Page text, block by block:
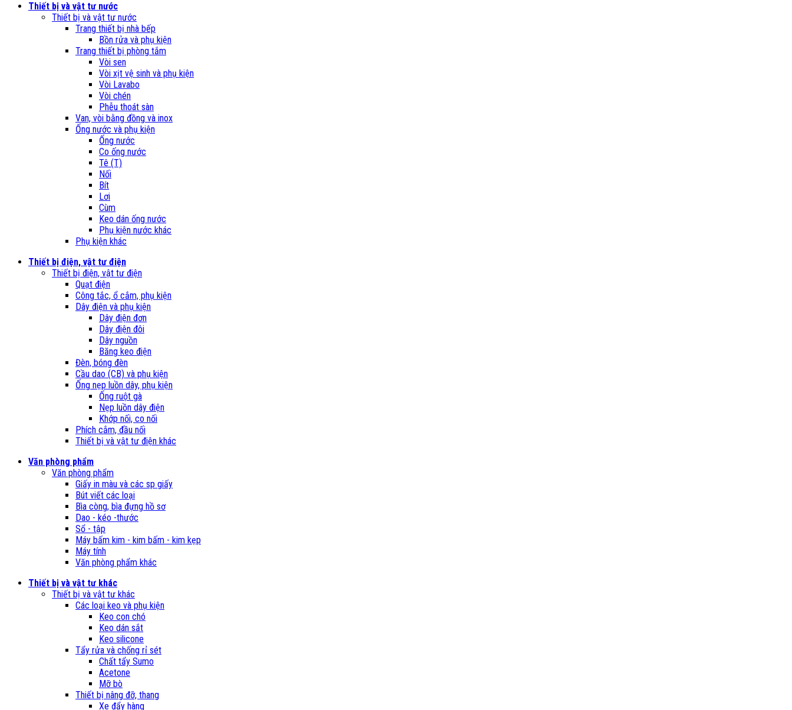
Thiết bị và vật tư nước
Thiết bị và vật tư nước
Trang thiết bị nhà bếp
Bồn rửa và phụ kiện
Trang thiết bị phòng tắm
Vòi sen
Vòi xịt vệ sinh và phụ kiện
Vòi Lavabo
Vòi chén
Phễu thoát sàn
Van, vòi bằng đồng và inox
Ống nước và phụ kiện
Ống nước
Co ống nước
Tê (T)
Nối
Bít
Lơi
Cùm
Keo dán ống nước
Phụ kiện nước khác
Phụ kiện khác
Thiết bị điện, vật tư điện
Thiết bị điện, vật tư điện
Quạt điện
Công tắc, ổ cắm, phụ kiện
Dây điện và phụ kiện
Dây điện đơn
Dây điện đôi
Dây nguồn
Băng keo điện
Đèn, bóng đèn
Cầu dao (CB) và phụ kiện
Ống nẹp luồn dây, phụ kiện
Ống ruột gà
Nẹp luồn dây điện
Khớp nối, co nối
Phích cắm, đầu nối
Thiết bị và vật tư điện khác
Văn phòng phẩm
Văn phòng phẩm
Giấy in màu và các sp giấy
Bút viết các loại
Bìa còng, bìa đựng hồ sơ
Dao - kéo -thước
Sổ - tập
Máy bấm kim - kim bấm - kim kẹp
Máy tính
Văn phòng phẩm khác
Thiết bị và vật tư khác
Thiết bị và vật tư khác
Các loại keo và phụ kiện
Keo con chó
Keo dán sắt
Keo silicone
Tẩy rửa và chống rỉ sét
Chất tẩy Sumo
Acetone
Mỡ bò
Thiết bị nâng đỡ, thang
Xe đẩy hàng